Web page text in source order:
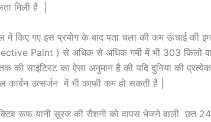
मिली है |
में किए गए इस प्रयोग के बाद पता चला की कम ऊंचाई की
Paint ) से अधिक से अधिक गर्मी में भी 303 किलो
की साइंटिस्ट का ऐसा अनुमान है की यदि दुनिया की
कार्बन उत्सर्जन में भी काफी कम हो सकती है |
रूफ यानी सूरज की रौशनी को वापस भेजने वाली छत 24